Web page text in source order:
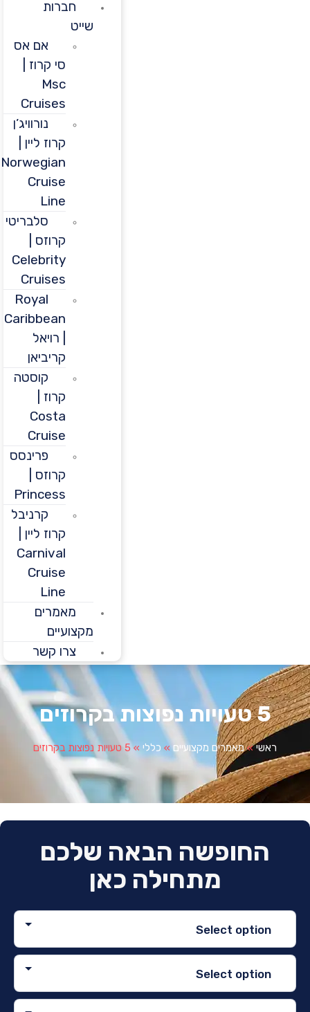
חברות
אם אס
סי קרוז |
Cruises
נורוויג’ן
קרוז ליין |
Norwegian
Cruise
סלבריטי
קרוזס |
Celebrity
Cruises
Royal
Caribbean
קריביאן
קוסטה
Costa
Cruise
פרינסס
קרוזס |
Princess
קרניבל
קרוז ליין |
Carnival
Cruise
מאמרים
מקצועיים
צרו קשר
5 טעויות נפוצות בקרוזים
»מאמרים מקצועיים»כללי» 5 טעויות נפוצות בקרוזים
החופשה הבאה שלכם
מתחילה כאן
Select option
Select option